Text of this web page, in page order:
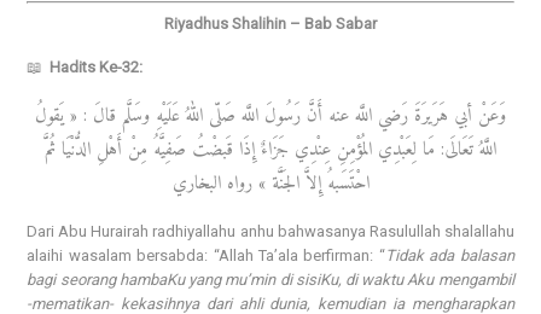
Riyadhus Shalihin – Bab Sabar
📖 Hadits Ke-32:
وَعَنْ أبي هَرَيرَةَ رَضي اللَّه عنه أَنَّ رَسُولَ اللَّه صَلّى اللهُ عَلَيْهِ وسَلَّم قالَ : « يَقولُ
اللَّهُ تَعَالَى: مَا لِعَبْدِي المُؤْمِنِ عِنْدِي جَزَاءٌ إِذَا قَبضْتُ صَفِيَّهُ مِنْ أَهْلِ الدُّنْيَا ثُمَّ
احْتَسَبهُ إِلاَّ الجَنَّة » رواه البخاري
Dari Abu Hurairah radhiyallahu anhu bahwasanya Rasulullah shalallahu
alaihi wasalam bersabda: “Allah Ta’ala berfirman: “Tidak ada balasan
bagi seorang hambaKu yang mu’min di sisiKu, di waktu Aku mengambil
-mematikan- kekasihnya dari ahli dunia, kemudian ia mengharapkan